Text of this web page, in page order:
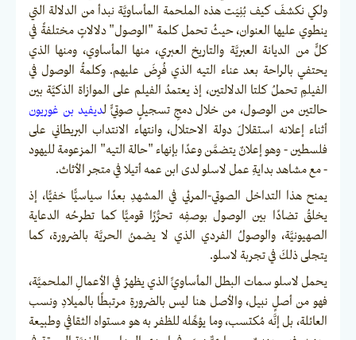
ولكي نكشفَ كيف بُنِيَت هذه الملحمة المأساويَّة نبدأ من الدلالة التي
ينطوي عليها العنوان، حيثُ تحمل كلمة "الوصول" دلالاتٍ مختلفةً في
كلٍّ من الديانة العبريَّة والتاريخ العبري، منها المأساوي، ومنها الذي
يحتفي بالراحة بعد عناء التيه الذي فُرِضَ عليهم. وكلمةُ الوصول في
الفيلمِ تحملُ كلتا الدلالتين، إذ يعتمدُ الفيلم على الموازاة الذكيَّة بين
حالتين من الوصول، من خلال دمجِ تسجيلٍ صوتيٍّ لديفيد بن غوريون
أثناء إعلانه استقلالَ دولة الاحتلال، وانتهاء الانتداب البريطاني على
فلسطين - وهو إعلانٌ يتضمَّن وعدًا بإنهاء "حالة التيه" المزعومة لليهود
- مع مشاهد بدايةِ عمل لاسلو لدى ابن عمه أتيلا في متجر الأثاث.
يمنح هذا التداخل الصوتي-المرئي في المشهدِ بعدًا سياسيًّا خفيًّا، إذ
يخلقُ تضادًا بين الوصول بوصفِه تحرُّرًا قوميًّا كما تطرحُه الدعاية
الصهيونيَّة، والوصولُ الفردي الذي لا يضمنُ الحريَّة بالضرورة، كما
يتجلى ذلكَ في تجربة لاسلو.
يحمل لاسلو سمات البطل المأساويِّ الذي يظهرُ في الأعمالِ الملحميَّة،
فهو من أصلٍ نبيل، والأصل هنا ليس بالضرورةِ مرتبطًا بالميلادِ ونسب
العائلة، بل إنَّه مُكتسب، وما يؤهِّله للظفر به هو مستواه الثقافي وطبيعة